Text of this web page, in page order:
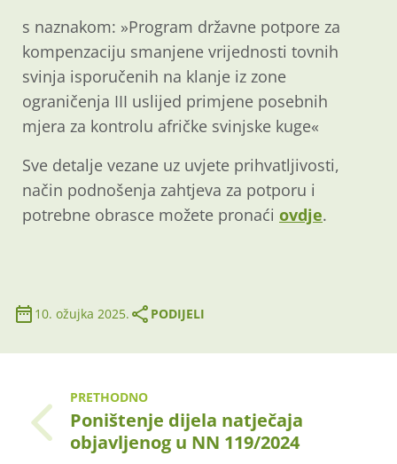
s naznakom: »Program državne potpore za
kompenzaciju smanjene vrijednosti tovnih
svinja isporučenih na klanje iz zone
ograničenja III uslijed primjene posebnih
mjera za kontrolu afričke svinjske kuge«
Sve detalje vezane uz uvjete prihvatljivosti,
način podnošenja zahtjeva za potporu i
potrebne obrasce možete pronaći ovdje.
10. ožujka 2025. PODIJELI
PRETHODNO
Poništenje dijela natječaja
objavljenog u NN 119/2024